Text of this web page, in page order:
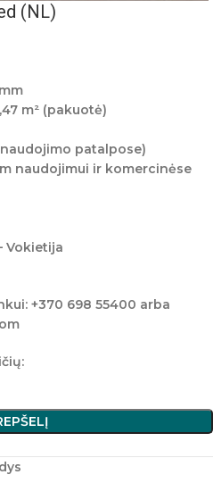
(NL)
m² (pakuotė)
patalpose)
naudojimui ir komercinėse
Vokietija
+370 698 55400 arba